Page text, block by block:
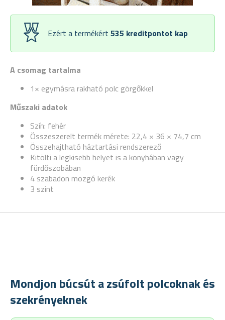
A csomag tartalma
1× egymásra rakható polc görgőkkel
Műszaki adatok
Szín: fehér
Összeszerelt termék mérete: 22,4 × 36 × 74,7 cm
Összehajtható háztartási rendszerező
Kitölti a legkisebb helyet is a konyhában vagy
fürdőszobában
4 szabadon mozgó kerék
3 szint
Ezért a termékért 535 kreditpontot kap
Mondjon búcsút a zsúfolt polcoknak és
szekrényeknek